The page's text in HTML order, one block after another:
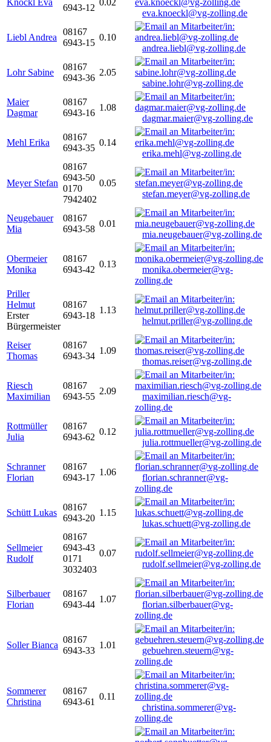
Knöckl Eva
6943-12
0.02
eva.knoeckl@vg-zolling.de
Liebl Andrea
08167
6943-15
0.10
andrea.liebl@vg-zolling.de
Lohr Sabine
08167
6943-36
2.05
sabine.lohr@vg-zolling.de
Maier
Dagmar
08167
6943-16
1.08
dagmar.maier@vg-zolling.de
Mehl Erika
08167
6943-35
0.14
erika.mehl@vg-zolling.de
Meyer Stefan
08167
6943-50
0170
7942402
0.05
stefan.meyer@vg-zolling.de
Neugebauer
Mia
08167
6943-58
0.01
mia.neugebauer@vg-zolling.de
Obermeier
Monika
08167
6943-42
0.13
monika.obermeier@vg-
zolling.de
Priller
Helmut
Erster
Bürgermeister
08167
6943-18
1.13
helmut.priller@vg-zolling.de
Reiser
Thomas
08167
6943-34
1.09
thomas.reiser@vg-zolling.de
Riesch
Maximilian
08167
6943-55
2.09
maximilian.riesch@vg-
zolling.de
Rottmüller
Julia
08167
6943-62
0.12
julia.rottmueller@vg-zolling.de
Schranner
Florian
08167
6943-17
1.06
florian.schranner@vg-
zolling.de
Schütt Lukas
08167
6943-20
1.15
lukas.schuett@vg-zolling.de
Sellmeier
Rudolf
08167
6943-43
0171
3032403
0.07
rudolf.sellmeier@vg-zolling.de
Silberbauer
Florian
08167
6943-44
1.07
florian.silberbauer@vg-
zolling.de
Soller Bianca
08167
6943-33
1.01
gebuehren.steuern@vg-
zolling.de
Sommerer
Christina
08167
6943-61
0.11
christina.sommerer@vg-
zolling.de